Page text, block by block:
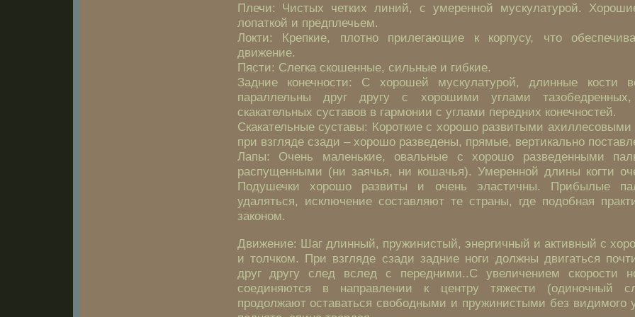
Плечи: Чистых четких линий, с умеренной мускулатурой.
лопаткой и предплечьем.
Локти: Крепкие, плотно прилегающие к корпусу, что
движение.
Пясти: Слегка скошенные, сильные и гибкие.
Задние конечности: С хорошей мускулатурой, длинные кости
параллельны друг другу с хорошими углами
скакательных суставов в гармонии с углами передних конечностей.
Скакательные суставы: Короткие с хорошо развитыми
при взгляде сзади – хорошо разведены, прямые, вертикально
Лапы: Очень маленькие, овальные с хорошо разведенными
распущенными (ни заячья, ни кошачья). Умеренной длины когти
Подушечки хорошо развиты и очень эластичны. Прибылые
удаляться, исключение составляют те страны, где подобная
законом.
Движение: Шаг длинный, пружинистый, энергичный и активный с
и толчком. При взгляде сзади задние ноги должны двигаться
друг другу след вслед с передними..С увеличением скорости
соединяются в направлении к центру тяжести (одиночный
продолжают оставаться свободными и пружинистыми без видимого